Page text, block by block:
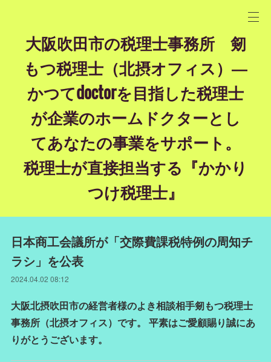
大阪吹田市の税理士事務所 剱
もつ税理士（北摂オフィス）―
かつてdoctorを目指した税理士
が企業のホームドクターとし
てあなたの事業をサポート。
税理士が直接担当する『かかり
つけ税理士』
日本商工会議所が「交際費課税特例の周知チ
ラシ」を公表
2024.04.02 08:12
大阪北摂吹田市の経営者様のよき相談相手剱もつ税理士
事務所（北摂オフィス）です。 平素はご愛顧賜り誠にあ
りがとうございます。